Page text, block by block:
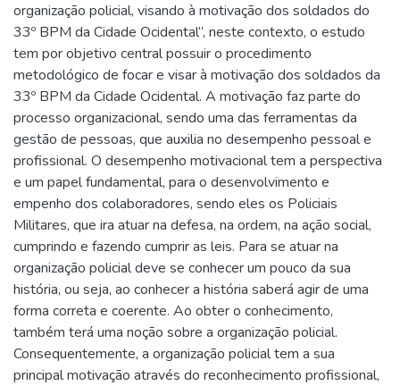
organização policial, visando à motivação dos soldados do
33º BPM da Cidade Ocidental”, neste contexto, o estudo
tem por objetivo central possuir o procedimento
metodológico de focar e visar à motivação dos soldados da
33º BPM da Cidade Ocidental. A motivação faz parte do
processo organizacional, sendo uma das ferramentas da
gestão de pessoas, que auxilia no desempenho pessoal e
profissional. O desempenho motivacional tem a perspectiva
e um papel fundamental, para o desenvolvimento e
empenho dos colaboradores, sendo eles os Policiais
Militares, que ira atuar na defesa, na ordem, na ação social,
cumprindo e fazendo cumprir as leis. Para se atuar na
organização policial deve se conhecer um pouco da sua
história, ou seja, ao conhecer a história saberá agir de uma
forma correta e coerente. Ao obter o conhecimento,
também terá uma noção sobre a organização policial.
Consequentemente, a organização policial tem a sua
principal motivação através do reconhecimento profissional,